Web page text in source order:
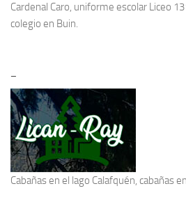
Cardenal Caro, uniforme escolar Liceo
colegio en Buin.
–
Cabañas en el lago Calafquén, cabañas